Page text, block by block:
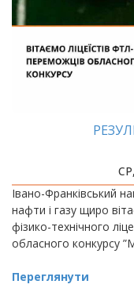
Івано-Франківський
нафти і газу щиро
фізико-технічного
обласного конкурсу
Переглянути